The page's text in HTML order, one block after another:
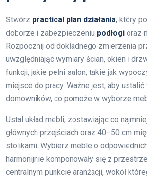
Stwórz practical plan działania, który
doborze i zabezpieczeniu podłogi oraz
Rozpocznij od dokładnego zmierzenia
uwzględniając wymiary ścian, okien i
funkcji, jakie pełni salon, takie jak
miejsce do pracy. Ważne jest, aby ustalić
domowników, co pomoże w wyborze
Ustal układ mebli, zostawiając co
głównych przejściach oraz 40–50 cm
stolikami. Wybierz meble o
harmonijnie komponowały się z
centralnym punkcie aranżacji, wokół